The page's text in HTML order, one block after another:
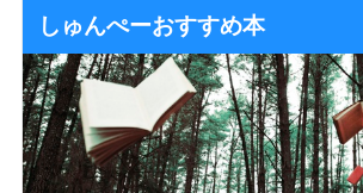
しゅんぺーおすすめ本